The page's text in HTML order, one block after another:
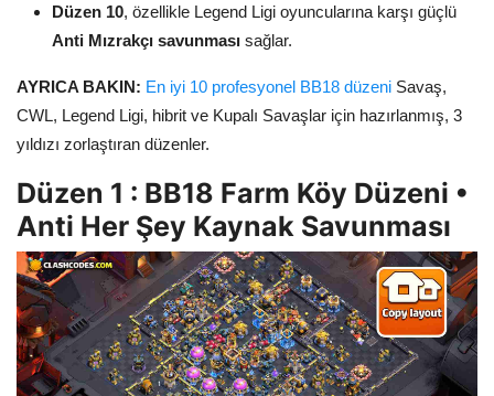
Düzen 10, özellikle Legend Ligi oyuncularına karşı güçlü
Anti Mızrakçı savunması sağlar.
AYRICA BAKIN: En iyi 10 profesyonel BB18 düzeni Savaş,
CWL, Legend Ligi, hibrit ve Kupalı Savaşlar için hazırlanmış, 3
yıldızı zorlaştıran düzenler.
Düzen 1 : BB18 Farm Köy Düzeni •
Anti Her Şey Kaynak Savunması